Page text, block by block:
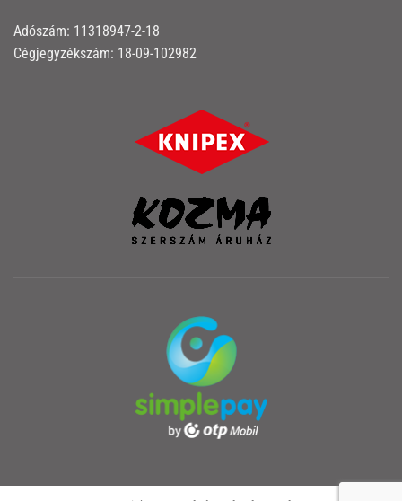
Adószám: 11318947-2-18
Cégjegyzékszám: 18-09-102982